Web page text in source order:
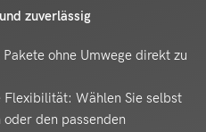
zuverlässig
ohne Umwege direkt zu
Flexibilität: Wählen Sie selbst
den passenden